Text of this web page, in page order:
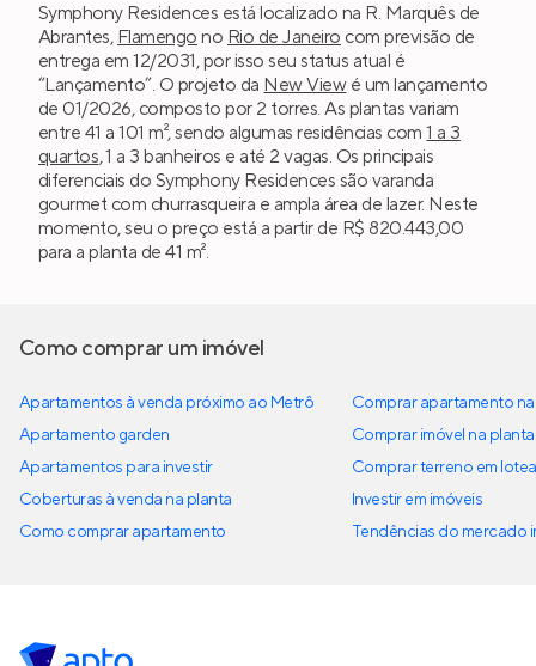
Symphony Residences está localizado na R. Marquês de
Abrantes, Flamengo no Rio de Janeiro com previsão de
entrega em 12/2031, por isso seu status atual é
“Lançamento”. O projeto da New Viewé um lançamento
de 01/2026, composto por 2 torres. As plantas variam
entre 41 a 101 m², sendo algumas residências com1 a 3
quartos, 1 a 3 banheiros e até 2 vagas. Os principais
diferenciais do Symphony Residences são varanda
gourmet com churrasqueira e ampla área de lazer. Neste
momento, seu o preço está a partir de R$ 820.443,00
para a planta de 41 m².
Como comprar um imóvel
Apartamentos à venda próximo ao Metrô
Apartamento garden
Apartamentos para investir
Coberturas à venda na planta
Como comprar apartamento
Comprar apartamento
Comprar imóvel na planta
Comprar terreno em
Investir em imóveis
Tendências do mercado